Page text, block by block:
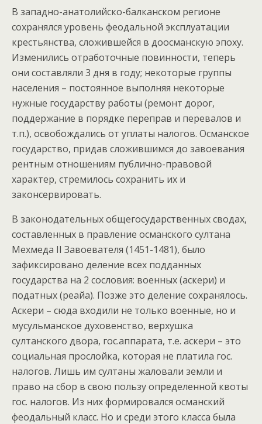
В западно-анатолийско-балканском регионе
сохранялся уровень феодальной эксплуатации
крестьянства, сложившейся в доосманскую эпоху.
Изменились отработочные повинности, теперь
они составляли 3 дня в году; некоторые группы
населения – постоянное выполняя некоторые
нужные государству работы (ремонт дорог,
поддержание в порядке переправ и перевалов и
т.п.), освобождались от уплаты налогов. Османское
государство, придав сложившимся до завоевания
рентным отношениям публично-правовой
характер, стремилось сохранить их и
законсервировать.
В законодательных общегосударственных сводах,
составленных в правление османского султана
Мехмеда II Завоевателя (1451-1481), было
зафиксировано деление всех подданных
государства на 2 сословия: военных (аскери) и
податных (реайа). Позже это деление сохранялось.
Аскери – сюда входили не только военные, но и
мусульманское духовенство, верхушка
султанского двора, гос.аппарата, т.е. аскери – это
социальная прослойка, которая не платила гос.
налогов. Лишь им султаны жаловали земли и
право на сбор в свою пользу определенной квоты
гос. налогов. Из них формировался османский
феодальный класс. Но и среди этого класса была